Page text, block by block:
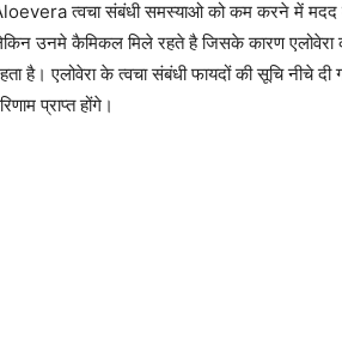
त्वचा संबंधी समस्याओ को कम करने में मदद
उनमे कैमिकल मिले रहते है जिसके कारण एलोवेरा
है। एलोवेरा के त्वचा संबंधी फायदों की सूचि नीचे
प्राप्त होंगे।